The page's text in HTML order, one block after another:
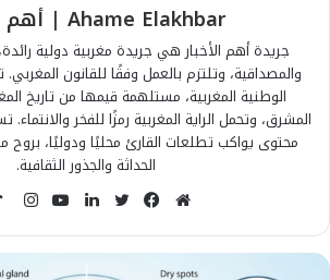
Ahame Elakhbar | أهم الأخبار
جريدة أهم الأخبار هي جريدة مغربية دولية
والمصداقية، وتلتزم بالعمل وفقًا للقانون
الوطنية المغربية، مستلهمة قيمها من تاريخ
المشرق، وتحمل الراية المغربية رمزًا للفخر
محتوى يواكب تطلعات القارئ محليًا ودوليًا، بروح
الحداثة والجذور الثقافية.
م
و
ف
ي
ت
و
ل
ي
ي
و
ا
ن